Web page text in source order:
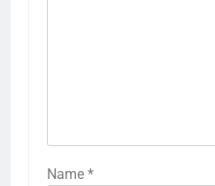
Name *